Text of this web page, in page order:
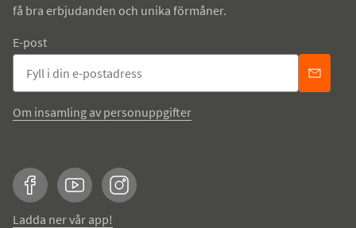
få bra erbjudanden och unika förmåner.
E-post
Om insamling av personuppgifter
FacebookYouTubeInstagram
Ladda ner vår app!